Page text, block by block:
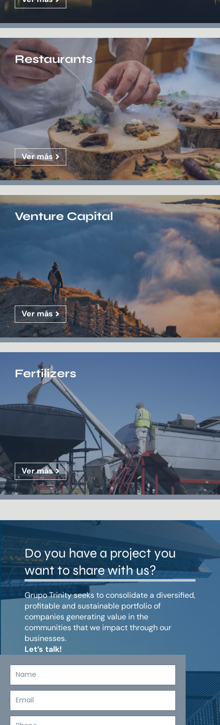
Restaurants
Ver más
Venture Capital
Ver más
Fertilizers
Ver más
Do you have a project you
want to share with us?
Grupo Trinity seeks to consolidate a diversified,
profitable and sustainable portfolio of
companies generating value in the
communities that we impact through our
businesses.
Let’s talk!